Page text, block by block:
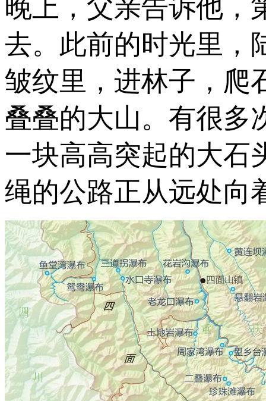
晚上，父亲告诉他，
去。此前的时光里，
皱纹里，进林子，爬
叠叠的大山。有很多
一块高高突起的大石
绳的公路正从远处向